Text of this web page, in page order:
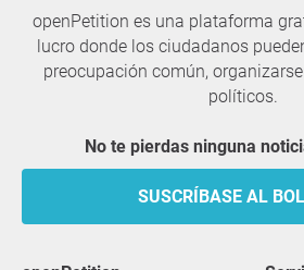
openPetition es una plataforma
lucro donde los ciudadanos
preocupación común,
políticos.
No te pierdas ninguna
SUSCRÍBASE AL